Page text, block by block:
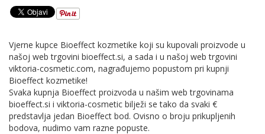
Vjerne kupce Bioeffect kozmetike koji su kupovali proizvode u
našoj web trgovini bioeffect.si, a sada i u našoj web trgovini
viktoria-cosmetic.com, nagrađujemo popustom pri kupnji
Bioeffect kozmetike!
Svaka kupnja Bioeffect proizvoda u našim web trgovinama
bioeffect.si i viktoria-cosmetic bilježi se tako da svaki €
predstavlja jedan Bioeffect bod. Ovisno o broju prikupljenih
bodova, nudimo vam razne popuste.